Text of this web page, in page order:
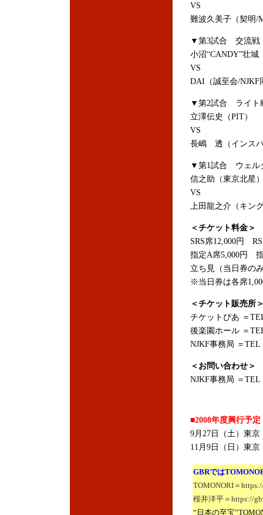
VS
難波久美子（契明/
▼第3試合 交流
小沼“CANDY”壮城
VS
DAI（誠至会/NJKF
▼第2試合 ライト
立澤伝史（PIT）
VS
長嶋 透（インス
▼第1試合 ウェル
信之助（東京北星
VS
上田龍之介（キン
＜チケット料金＞
SRS席12,000円
指定A席5,000円
立ち見（当日券の
※当日券は各席
＜チケット販売所
チケットぴあ ＝
後楽園ホール ＝
NJKF事務局 ＝TEL
＜お問い合わせ＞
NJKF事務局 ＝TEL
■2008年度興行予定
9月27日（土）東
11月9日（日）東
GBRでは
TOMONORI＝
桜井洋平＝https://
“日本の至宝